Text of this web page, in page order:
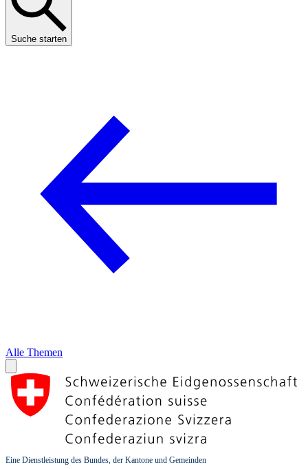
Suche starten
Alle Themen
Eine Dienstleistung des Bundes, der Kantone und Gemeinden